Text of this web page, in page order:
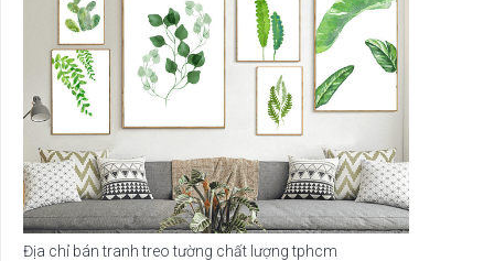
Địa chỉ bán tranh treo tường chất lượng tphcm